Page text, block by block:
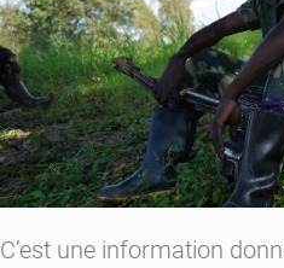
C’est une information